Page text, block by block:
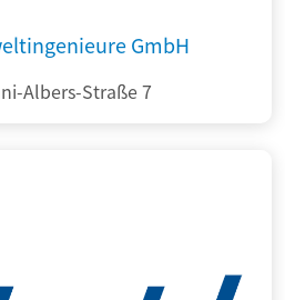
GmbH
Albers-Straße 7